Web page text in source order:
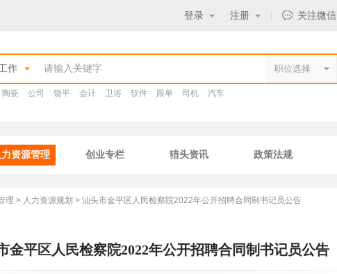
登录 注册 关注微信
作
陶瓷 公司 饶平 会计 卫浴 软件 跟单 司机 汽车
力资源管理 创业专栏 猎头资讯 政策法规
理 > 人力资源规划 > 汕头市金平区人民检察院2022年公开招聘合同制书记员公告
金平区人民检察院2022年公开招聘合同制书记员公告